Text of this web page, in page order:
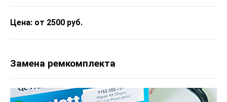
Цена: от 2500 руб.
Замена ремкомплекта